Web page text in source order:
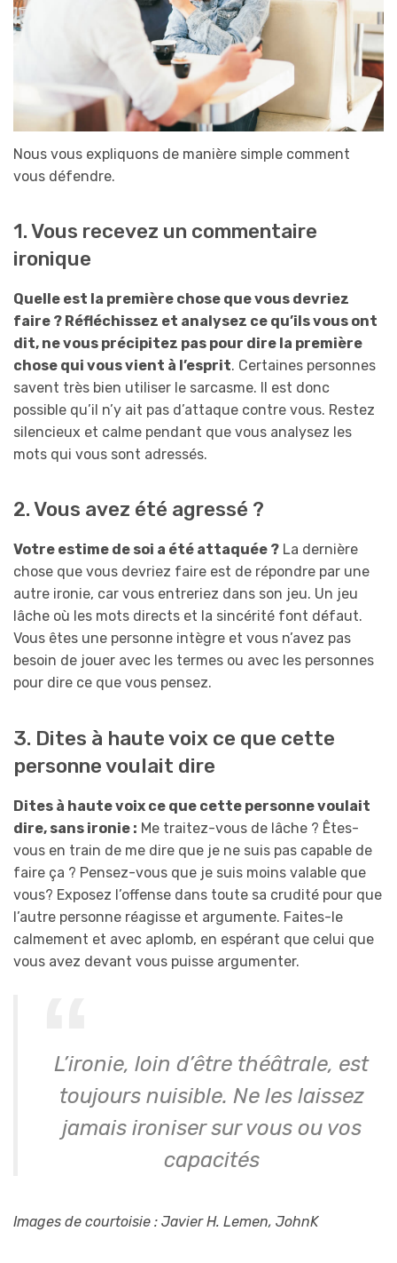
Nous vous expliquons de manière simple comment
vous défendre.
1. Vous recevez un commentaire
ironique
Quelle est la première chose que vous devriez
faire ? Réfléchissez et analysez ce qu’ils vous ont
dit, ne vous précipitez pas pour dire la première
chose qui vous vient à l’esprit. Certaines personnes
savent très bien utiliser le sarcasme. Il est donc
possible qu’il n’y ait pas d’attaque contre vous. Restez
silencieux et calme pendant que vous analysez les
mots qui vous sont adressés.
2. Vous avez été agressé ?
Votre estime de soi a été attaquée ? La dernière
chose que vous devriez faire est de répondre par une
autre ironie, car vous entreriez dans son jeu. Un jeu
lâche où les mots directs et la sincérité font défaut.
Vous êtes une personne intègre et vous n’avez pas
besoin de jouer avec les termes ou avec les personnes
pour dire ce que vous pensez.
3. Dites à haute voix ce que cette
personne voulait dire
Dites à haute voix ce que cette personne voulait
dire, sans ironie : Me traitez-vous de lâche ? Êtes-
vous en train de me dire que je ne suis pas capable de
faire ça ? Pensez-vous que je suis moins valable que
vous? Exposez l’offense dans toute sa crudité pour que
l’autre personne réagisse et argumente. Faites-le
calmement et avec aplomb, en espérant que celui que
vous avez devant vous puisse argumenter.
L’ironie, loin d’être théâtrale, est
toujours nuisible. Ne les laissez
jamais ironiser sur vous ou vos
capacités
Images de courtoisie : Javier H. Lemen, JohnK